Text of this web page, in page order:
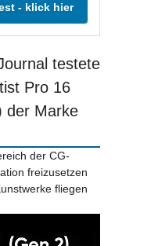
- klick hier
testete
Pro 16
der Marke
der CG-
freizusetzen
fliegen